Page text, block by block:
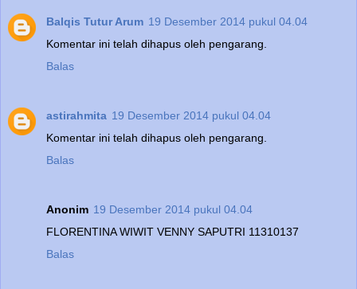
Balqis Tutur Arum 19 Desember 2014 pukul 04.04
Komentar ini telah dihapus oleh pengarang.
Balas
astirahmita 19 Desember 2014 pukul 04.04
Komentar ini telah dihapus oleh pengarang.
Balas
Anonim 19 Desember 2014 pukul 04.04
FLORENTINA WIWIT VENNY SAPUTRI 11310137
Balas